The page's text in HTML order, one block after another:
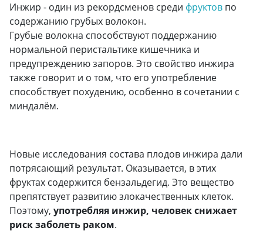
Инжир - один из рекордсменов среди фруктов по
содержанию грубых волокон.
Грубые волокна способствуют поддержанию
нормальной перистальтике кишечника и
предупреждению запоров. Это свойство инжира
также говорит и о том, что его употребление
способствует похудению, особенно в сочетании с
миндалём.
Новые исследования состава плодов инжира дали
потрясающий результат. Оказывается, в этих
фруктах содержится бензальдегид. Это вещество
препятствует развитию злокачественных клеток.
Поэтому, употребляя инжир, человек снижает
риск заболеть раком.